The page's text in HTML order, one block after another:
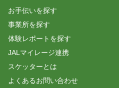
皆様とお会いできるこ
ゆう
本日はお世話になりまし
です。
お手伝いを探す
事業所を探す
体験レポートを探す
JALマイレージ連携
スケッターとは
よくあるお問い合わせ